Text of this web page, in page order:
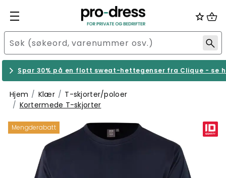
Spar 30% på en flott sweat-hettegenser fra Clique - se
Hjem Klær
T-skjorter/poloer
Kortermede T-skjorter
Mengderabatt